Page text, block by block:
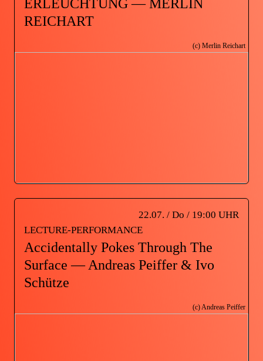
ERLEUCHTUNG — MERLIN
REICHART
(c) Merlin Reichart
22.07. / Do / 19:00 UHR
LECTURE-PERFORMANCE
Accidentally Pokes Through The
Surface — Andreas Peiffer & Ivo
Schütze
(c) Andreas Peiffer